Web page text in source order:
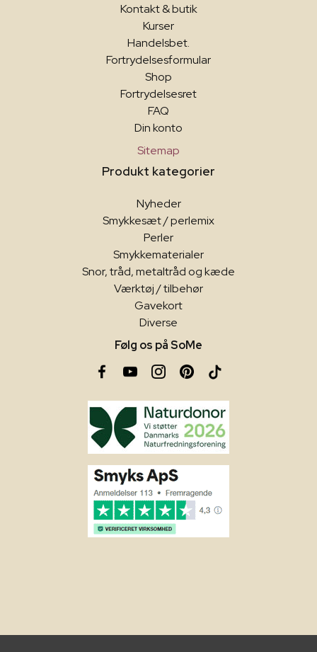
Kontakt & butik
Kurser
Handelsbet.
Fortrydelsesformular
Shop
Fortrydelsesret
FAQ
Din konto
Sitemap
Produkt kategorier
Nyheder
Smykkesæt / perlemix
Perler
Smykkematerialer
Snor, tråd, metaltråd og kæde
Værktøj / tilbehør
Gavekort
Diverse
Følg os på SoMe